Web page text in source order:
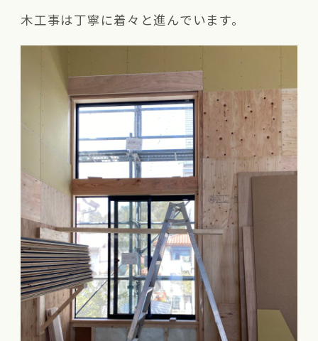
木工事は丁寧に着々と進んでいます。